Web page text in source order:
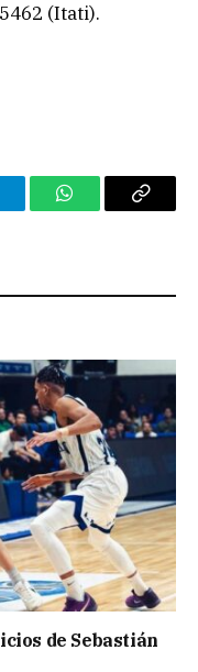
(Itati).
WhatsAppCopy
de Sebastián